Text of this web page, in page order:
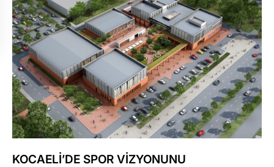
KOCAELİ’DE SPOR VİZYONUNU